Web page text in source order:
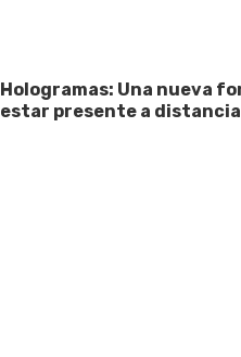
Hologramas: Una nueva
estar presente a distancia